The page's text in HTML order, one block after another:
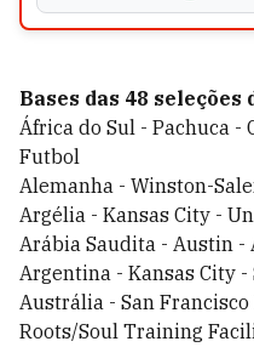
Bases das 48 seleções
África do Sul - Pachuca -
Futbol
Alemanha - Winston-
Argélia - Kansas City -
Arábia Saudita - Austin -
Argentina - Kansas City
Austrália - San
Roots/Soul Training